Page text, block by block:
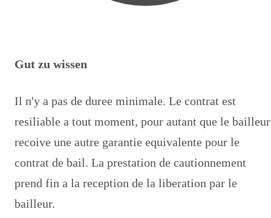
Gut zu wissen
Il n'y a pas de duree minimale. Le contrat est
resiliable a tout moment, pour autant que le bailleur
recoive une autre garantie equivalente pour le
contrat de bail. La prestation de cautionnement
prend fin a la reception de la liberation par le
bailleur.